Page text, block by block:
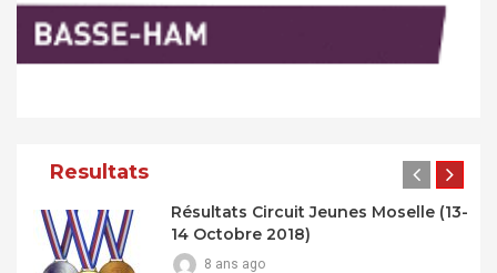
Resultats
Résultats Circuit Jeunes Moselle (13-
14 Octobre 2018)
8 ans ago